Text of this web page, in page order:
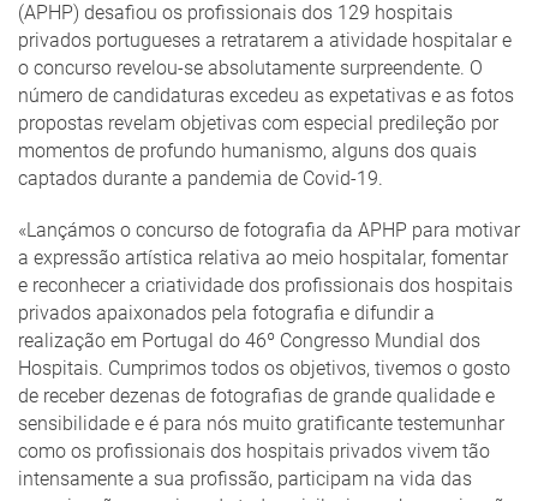
(APHP) desafiou os profissionais dos 129 hospitais
privados portugueses a retratarem a atividade hospitalar e
o concurso revelou-se absolutamente surpreendente. O
número de candidaturas excedeu as expetativas e as fotos
propostas revelam objetivas com especial predileção por
momentos de profundo humanismo, alguns dos quais
captados durante a pandemia de Covid-19.
«Lançámos o concurso de fotografia da APHP para motivar
a expressão artística relativa ao meio hospitalar, fomentar
e reconhecer a criatividade dos profissionais dos hospitais
privados apaixonados pela fotografia e difundir a
realização em Portugal do 46º Congresso Mundial dos
Hospitais. Cumprimos todos os objetivos, tivemos o gosto
de receber dezenas de fotografias de grande qualidade e
sensibilidade e é para nós muito gratificante testemunhar
como os profissionais dos hospitais privados vivem tão
intensamente a sua profissão, participam na vida das